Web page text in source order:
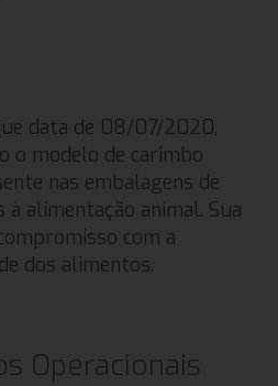
data de 08/07/2020,
o modelo de carimbo
nas embalagens de
alimentação animal. Sua
com a
dos alimentos.
Operacionais